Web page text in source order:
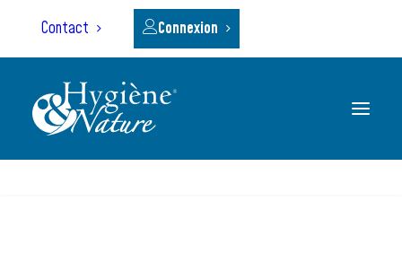
Contact Connexion
Panneau de gestion des cookies